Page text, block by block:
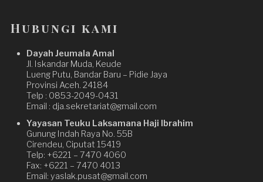
Hubungi kami
Dayah Jeumala Amal
Jl. Iskandar Muda, Keude
Lueng Putu, Bandar Baru – Pidie Jaya
Provinsi Aceh. 24184
Telp : 0853-2049-0431
Email : dja.sekretariat@gmail.com
Yayasan Teuku Laksamana Haji Ibrahim
Gunung Indah Raya No. 55B
Cirendeu, Ciputat 15419
Telp: +6221 – 7470 4060
Fax: +6221 – 7470 4013
Email: yaslak.pusat@gmail.com